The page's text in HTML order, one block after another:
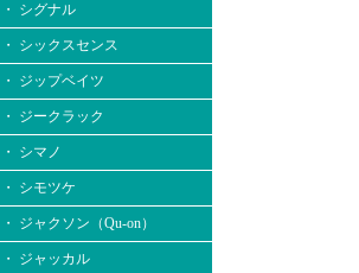
・ シグナル
・ シックスセンス
・ ジップベイツ
・ ジークラック
・ シマノ
・ シモツケ
・ ジャクソン（Qu-on）
・ ジャッカル